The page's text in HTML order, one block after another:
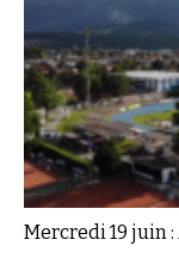
Mercredi 19 juin